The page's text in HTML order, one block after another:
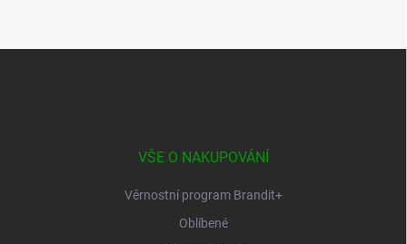
VŠE O NAKUPOVÁNÍ
Věrnostní program Brandit+
Oblíbené